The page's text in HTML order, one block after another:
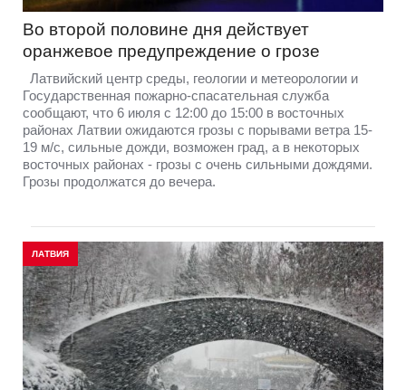
Во второй половине дня действует
оранжевое предупреждение о грозе
Латвийский центр среды, геологии и метеорологии и
Государственная пожарно-спасательная служба
сообщают, что 6 июля с 12:00 до 15:00 в восточных
районах Латвии ожидаются грозы с порывами ветра 15-
19 м/с, сильные дожди, возможен град, а в некоторых
восточных районах - грозы с очень сильными дождями.
Грозы продолжатся до вечера.
ЛАТВИЯ